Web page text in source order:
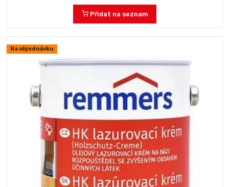
Přidat na seznam
Na objednávku